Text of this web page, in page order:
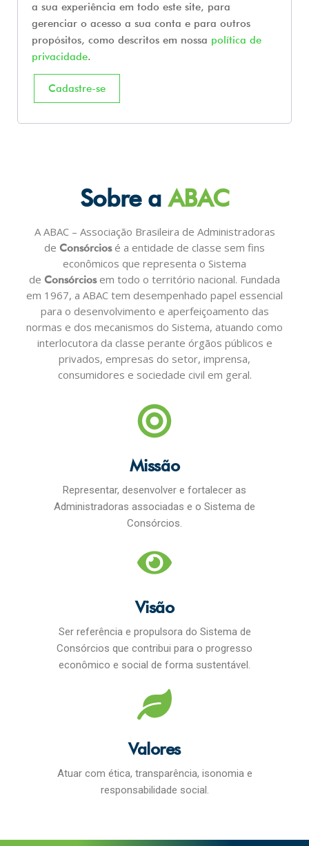
a sua experiência em todo este site, para
gerenciar o acesso a sua conta e para outros
propósitos, como descritos em nossa política de
privacidade.
Cadastre-se
Sobre aABAC
A ABAC – Associação Brasileira de Administradoras
de Consórciosé a entidade de classe sem fins
econômicos que representa o Sistema
de Consórciosem todo o território nacional. Fundada
em 1967, a ABAC tem desempenhado papel essencial
para o desenvolvimento e aperfeiçoamento das
normas e dos mecanismos do Sistema, atuando como
interlocutora da classe perante órgãos públicos e
privados, empresas do setor, imprensa,
consumidores e sociedade civil em geral.
Missão
Representar, desenvolver e fortalecer as
Administradoras associadas e o Sistema de
Consórcios.
Visão
Ser referência e propulsora do Sistema de
Consórcios que contribui para o progresso
econômico e social de forma sustentável.
Valores
Atuar com ética, transparência, isonomia e
responsabilidade social.